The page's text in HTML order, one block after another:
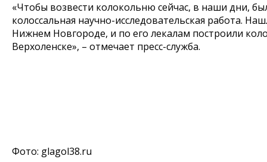
«Чтобы возвести колокольню сейчас, в наши дни,
колоссальная научно-исследовательская работа.
Нижнем Новгороде, и по его лекалам построили
Верхоленске», – отмечает пресс-служба.
Фото: glagol38.ru